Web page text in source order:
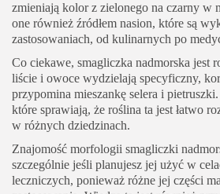
zmieniają kolor z zielonego na czarny w
one również źródłem nasion, które są
zastosowaniach, od kulinarnych po
Co ciekawe, smagliczka nadmorska jest
liście i owoce wydzielają specyficzny,
przypomina mieszankę selera i
które sprawiają, że roślina ta jest łatwo
w różnych dziedzinach.
Znajomość morfologii smagliczki
szczególnie jeśli planujesz jej użyć w
leczniczych, ponieważ różne jej części